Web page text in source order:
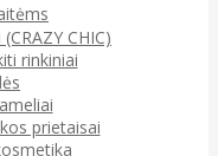
CHIC)
rinkiniai
prietaisai